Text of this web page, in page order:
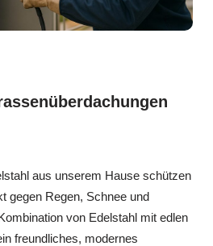
aus unserem Hause schützen
gegen Regen, Schnee und
von Edelstahl mit edlen
freundliches, modernes